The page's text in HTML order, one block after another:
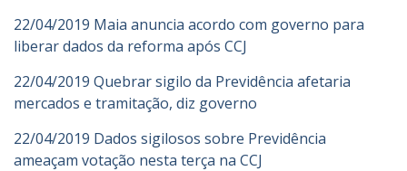
22/04/2019 Maia anuncia acordo com governo para
liberar dados da reforma após CCJ
22/04/2019 Quebrar sigilo da Previdência afetaria
mercados e tramitação, diz governo
22/04/2019 Dados sigilosos sobre Previdência
ameaçam votação nesta terça na CCJ